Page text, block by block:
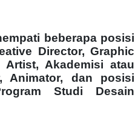
beberapa posisi
Director, Graphic
Artist, Akademisi atau
Animator, dan posisi
Studi Desain